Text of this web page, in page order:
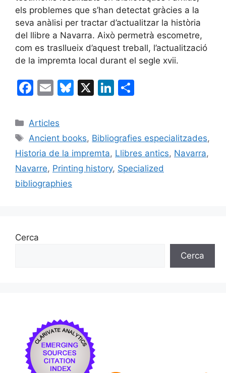
els problemes que s’han detectat gràcies a la
seva anàlisi per tractar d’actualitzar la història
del llibre a Navarra. Això permetrà escometre,
com es trasllueix d’aquest treball, l’actualització
de la impremta local durant el segle xvii.
F
c
e
b
o
o
E
ai
l
Bl
s
k
y
X
Li
e
dI
n
p
ar
te
Categories
Articles
Etiquetes
Ancient books, Bibliografies especialitzades,
Historia de la impremta, Llibres antics, Navarra,
Navarre, Printing history, Specialized
bibliographies
Cerca
Cerca